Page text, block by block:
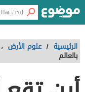
الرئيسية / علوم الأرض ،
بالعالم